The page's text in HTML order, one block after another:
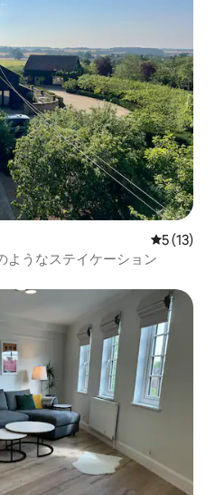
レビュー
5 (13)
ようなステイケーション